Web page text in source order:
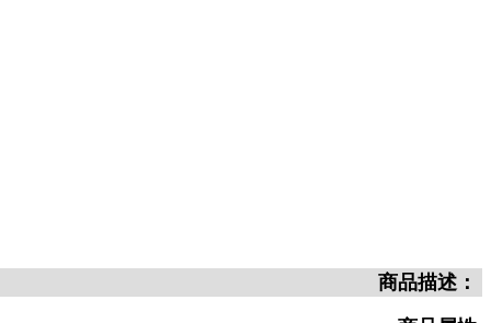
商品描述：